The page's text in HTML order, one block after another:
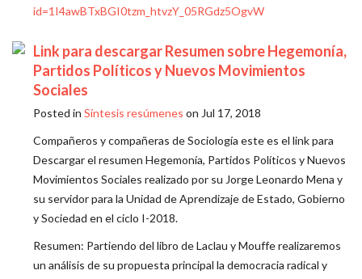
id=1I4awBTxBGI0tzm_htvzY_05RGdz5OgvW
Link para descargar Resumen sobre Hegemonía,
Partidos Políticos y Nuevos Movimientos
Sociales
Posted in Síntesis resúmenes on Jul 17, 2018
Compañeros y compañeras de Sociología este es el link para
Descargar el resumen Hegemonía, Partidos Políticos y Nuevos
Movimientos Sociales realizado por su Jorge Leonardo Mena y
su servidor para la Unidad de Aprendizaje de Estado, Gobierno
y Sociedad en el ciclo I-2018.
Resumen: Partiendo del libro de Laclau y Mouffe realizaremos
un análisis de su propuesta principal la democracia radical y